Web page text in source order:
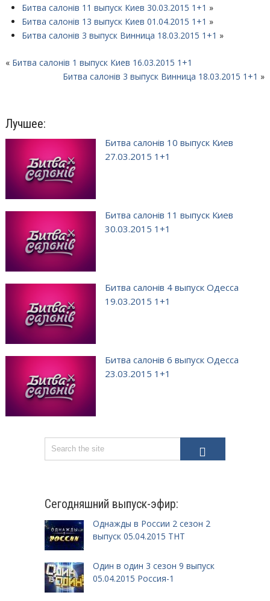
Битва салонів 11 выпуск Киев 30.03.2015 1+1 »
Битва салонів 13 выпуск Киев 01.04.2015 1+1 »
Битва салонів 3 выпуск Винница 18.03.2015 1+1 »
« Битва салонів 1 выпуск Киев 16.03.2015 1+1
Битва салонів 3 выпуск Винница 18.03.2015 1+1 »
Лучшее:
Битва салонів 10 выпуск Киев
27.03.2015 1+1
Битва салонів 11 выпуск Киев
30.03.2015 1+1
Битва салонів 4 выпуск Одесса
19.03.2015 1+1
Битва салонів 6 выпуск Одесса
23.03.2015 1+1
Сегодняшний выпуск-эфир:
Однажды в России 2 сезон 2
выпуск 05.04.2015 ТНТ
Один в один 3 сезон 9 выпуск
05.04.2015 Россия-1